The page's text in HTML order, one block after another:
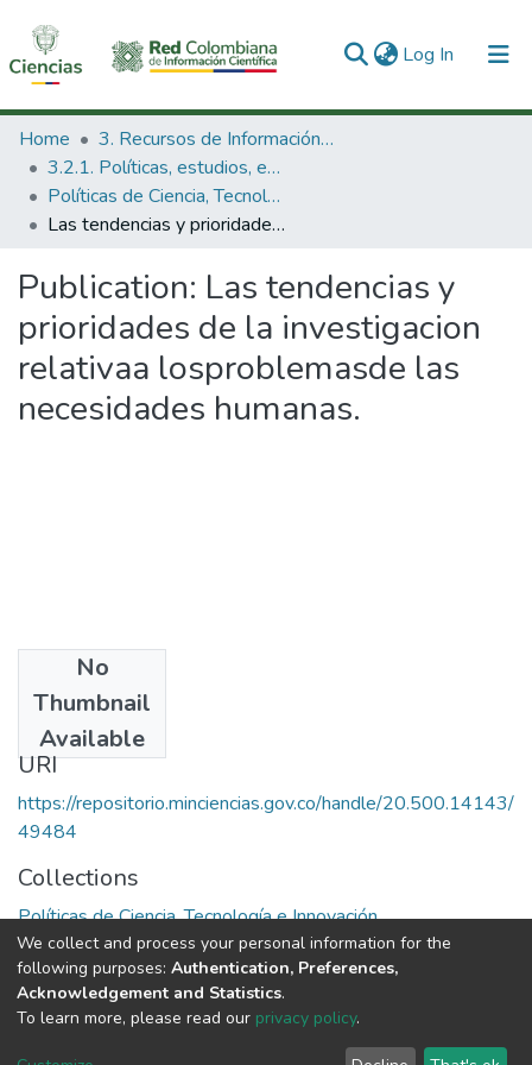
Log In (current)
Communities & Collections
All of DSpace
Statistics
Home
3. Recursos de Información Científica y Tecnológica
3.2.1. Políticas, estudios, evaluaciones e indicadores de CTeI
Políticas de Ciencia, Tecnología e Innovación
Las tendencias y prioridades de la investigacion relativaa losproblemasde las necesidades humanas.
Publication: Las tendencias y
prioridades de la investigacion
relativaa losproblemasde las
necesidades humanas.
No
Thumbnail
Available
1981
URI
https://repositorio.minciencias.gov.co/handle/20.500.14143/
49484
Collections
Políticas de Ciencia, Tecnología e Innovación
Full item page
DSpace software copyright © 2002-2026
Cookie End User Send
We collect and process your personal information for the
following purposes: Authentication, Preferences,
Acknowledgement and Statistics.
To learn more, please read our privacy policy.